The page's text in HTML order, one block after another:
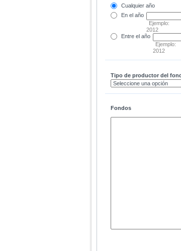
Cualquier año
En el año
Ejemplo:
2012
Entre el año
Ejemplo:
2012
Tipo de productor del
Fondos